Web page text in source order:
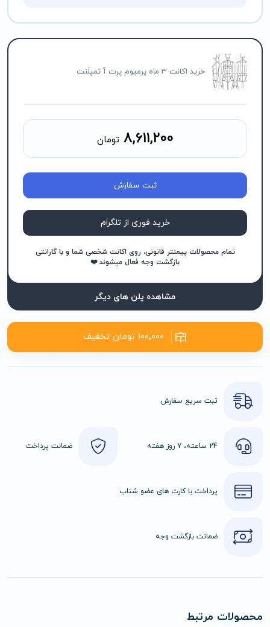
خرید اکانت 3 ماه پرمیوم پرِت آ تمپلَنت
8,611,200 تومان
ثبت سفارش
خرید فوری از تلگرام
تمام محصولات پیمنتر قانونی، روی اکانت شخصی شما و با گارانتی
بازگشت وجه فعال میشوند ❤️
مشاهده پلن های دیگر
۱۰۰٬۰۰۰ تومان تخفیف
ثبت سریع سفارش
24 ساعته، 7 روز هفته ضمانت پرداخت
پرداخت با کارت های عضو شتاب
ضمانت بازگشت وجه
محصولات مرتبط